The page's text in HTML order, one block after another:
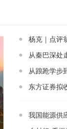
杨克｜点评
从秦巴深处
从踉跄学步
东方证券拟
我国能源供